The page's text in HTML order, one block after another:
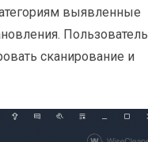
выявленные
Пользователь
сканирование и